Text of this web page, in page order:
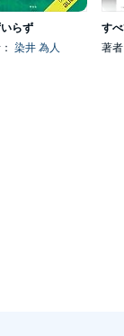
らず
染井 為人 著